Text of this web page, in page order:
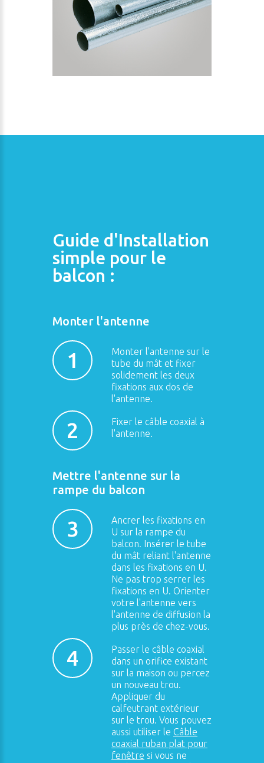
Guide d'Installation
simple pour le
balcon :
Monter l'antenne
1
Monter l'antenne sur le
tube du mât et fixer
solidement les deux
fixations aux dos de
l'antenne.
2
Fixer le câble coaxial à
l'antenne.
Mettre l'antenne sur la
rampe du balcon
3
Ancrer les fixations en
U sur la rampe du
balcon. Insérer le tube
du mât reliant l'antenne
dans les fixations en U.
Ne pas trop serrer les
fixations en U. Orienter
votre l'antenne vers
l'antenne de diffusion la
plus près de chez-vous.
4
Passer le câble coaxial
dans un orifice existant
sur la maison ou percez
un nouveau trou.
Appliquer du
calfeutrant extérieur
sur le trou. Vous pouvez
aussi utiliser le Câble
coaxial ruban plat pour
fenêtre si vous ne